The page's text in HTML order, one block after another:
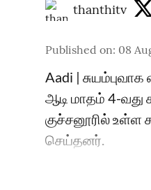
thanthitv
Published on: 08
Aadi |
ஆடி மாதம் 4-
குச்சனூரில் உள்ள
செய்தனர்.